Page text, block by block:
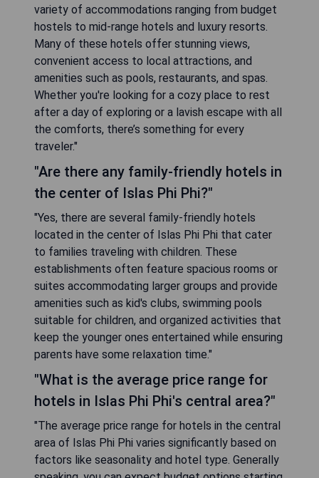
variety of accommodations ranging from budget
hostels to mid-range hotels and luxury resorts.
Many of these hotels offer stunning views,
convenient access to local attractions, and
amenities such as pools, restaurants, and spas.
Whether you're looking for a cozy place to rest
after a day of exploring or a lavish escape with all
the comforts, there’s something for every
traveler."
"Are there any family-friendly hotels in
the center of Islas Phi Phi?"
"Yes, there are several family-friendly hotels
located in the center of Islas Phi Phi that cater
to families traveling with children. These
establishments often feature spacious rooms or
suites accommodating larger groups and provide
amenities such as kid's clubs, swimming pools
suitable for children, and organized activities that
keep the younger ones entertained while ensuring
parents have some relaxation time."
"What is the average price range for
hotels in Islas Phi Phi's central area?"
"The average price range for hotels in the central
area of Islas Phi Phi varies significantly based on
factors like seasonality and hotel type. Generally